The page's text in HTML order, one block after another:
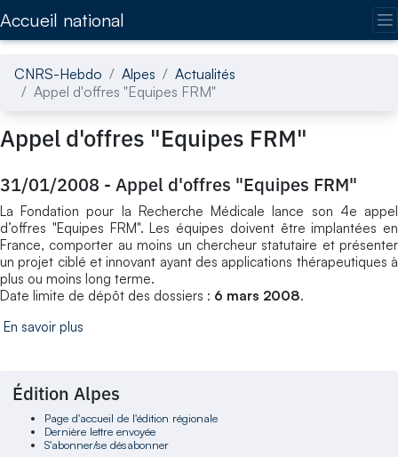
Accueil national
CNRS-Hebdo Alpes
Actualités
Appel d'offres "Equipes FRM"
Appel d'offres "Equipes FRM"
31/01/2008 - Appel d'offres "Equipes FRM"
La Fondation pour la Recherche Médicale lance son 4e appel
d’offres "Equipes FRM". Les équipes doivent être implantées en
France, comporter au moins un chercheur statutaire et présenter
un projet ciblé et innovant ayant des applications thérapeutiques à
plus ou moins long terme.
Date limite de dépôt des dossiers : 6 mars 2008.
En savoir plus
Édition Alpes
Page d'accueil de l'édition régionale
Dernière lettre envoyée
S'abonner/se désabonner